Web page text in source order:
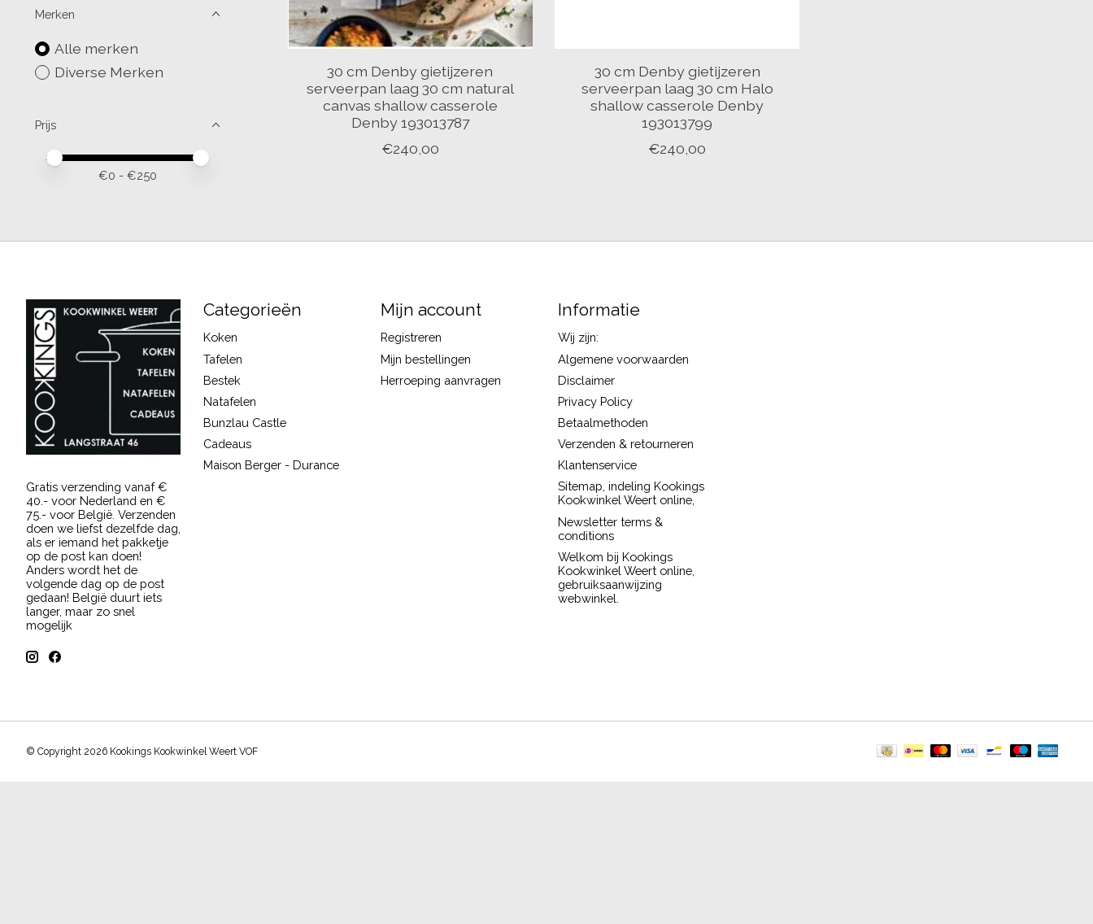
Merken
Alle merken
Diverse Merken
Prijs
Minimale prijswaarde
Price maximum value
€0 - €250
30 cm Denby gietijzeren
serveerpan laag 30 cm natural
canvas shallow casserole
Denby 193013787
€240,00
30 cm Denby gietijzeren
serveerpan laag 30 cm Halo
shallow casserole Denby
193013799
€240,00
Gratis verzending vanaf €
40.- voor Nederland en €
75.- voor België. Verzenden
doen we liefst dezelfde dag,
als er iemand het pakketje
op de post kan doen!
Anders wordt het de
volgende dag op de post
gedaan! België duurt iets
langer, maar zo snel
mogelijk
Categorieën
Koken
Tafelen
Bestek
Natafelen
Bunzlau Castle
Cadeaus
Maison Berger - Durance
Mijn account
Registreren
Mijn bestellingen
Herroeping aanvragen
Informatie
Wij zijn:
Algemene voorwaarden
Disclaimer
Privacy Policy
Betaalmethoden
Verzenden & retourneren
Klantenservice
Sitemap, indeling Kookings
Kookwinkel Weert online,
Newsletter terms &
conditions
Welkom bij Kookings
Kookwinkel Weert online,
gebruiksaanwijzing
webwinkel.
© Copyright 2026 Kookings Kookwinkel Weert VOF